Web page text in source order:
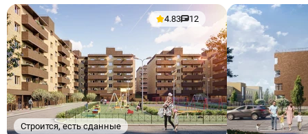
Строится, есть сданные
4.83 12